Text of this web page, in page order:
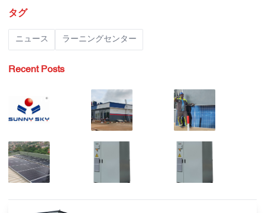
タグ
ニュース ラーニングセンター
Recent Posts